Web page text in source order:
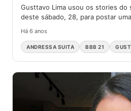
Gusttavo Lima usou os stories do
deste sábado, 28, para postar
Há 6 anos
ANDRESSA SUITA BBB 21